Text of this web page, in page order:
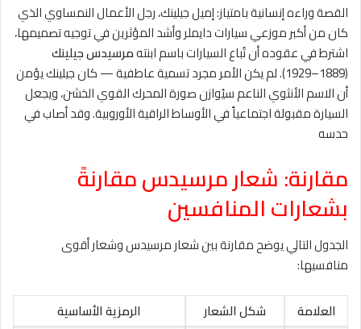
القصة وراءه إنسانية بامتياز: إميل جيلينك، رجل الأعمال النمساوي الذي
كان من أكبر موزعي سيارات دايملر وأشد المؤثرين في توجيه تصميمها،
اشترط في عقوده أن تُباع السيارات باسم ابنتهمرسيدس جيلينك
(1889–1929). لم يكن الأمر مجرد تسمية عاطفية — كان جيلينك يؤمن
أن الاسم الأنثوي الناعم سيُوازن صورة المحرك القوي الخشن، ويجعل
السيارة مقبولة اجتماعياً في الأوساط الراقية الأوروبية. وقد أصاب في
حدسه
مقارنة: شعار مرسيدس مقارنةً
بشعارات المنافسين
الجدول التالي يوضح مقارنة بين شعار مرسيدس وشعار أقوى
منافسيها:
العلامة
شكل الشعار
الرمزية الأساسية